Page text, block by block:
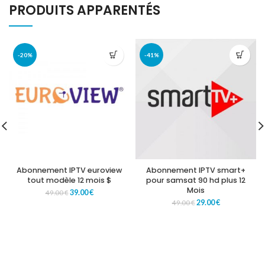
PRODUITS APPARENTÉS
-20%
Abonnement IPTV euroview
tout modèle 12 mois $
49.00€39.00€
-41%
Abonnement IPTV smart+
pour samsat 90 hd plus 12
Mois
49.00€29.00€